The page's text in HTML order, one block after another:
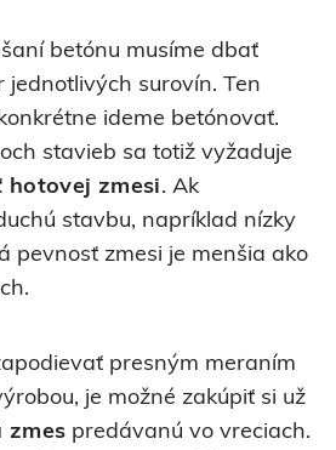
betónu musíme dbať
surovín. Ten
ideme betónovať.
stavieb sa totiž vyžaduje
hotovej zmesi. Ak
stavbu, napríklad nízky
pevnosť zmesi je menšia ako
presným meraním
je možné zakúpiť si už
zmes predávanú vo vreciach.